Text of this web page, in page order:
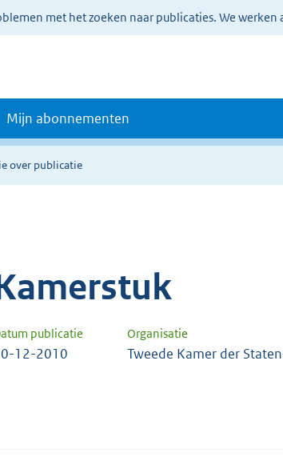
met het zoeken naar publicaties. We werken
Mijn abonnementen
over publicatie
publicatie Organisatie
12-2010 Tweede Kamer der